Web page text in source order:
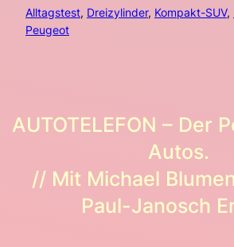
Alltagstest, Dreizylinder, Kompakt-SUV,
Peugeot
AUTOTELEFON – Der
Autos.
// Mit Michael
Paul-Janosch